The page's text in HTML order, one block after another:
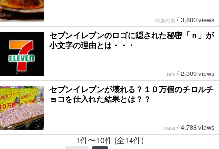
のあのあ / 3,800 views
セブンイレブンのロゴに隠された秘密「ｎ」が
小文字の理由とは・・・
tani / 2,309 views
セブンイレブンが壊れる？１０万個のチロルチ
ョコを仕入れた結果とは？？
mass / 4,788 views
1件〜10件 (全14件)